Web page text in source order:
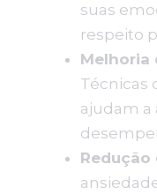
suas
respeito
Melhoria
Técnicas
ajudam a
Redução